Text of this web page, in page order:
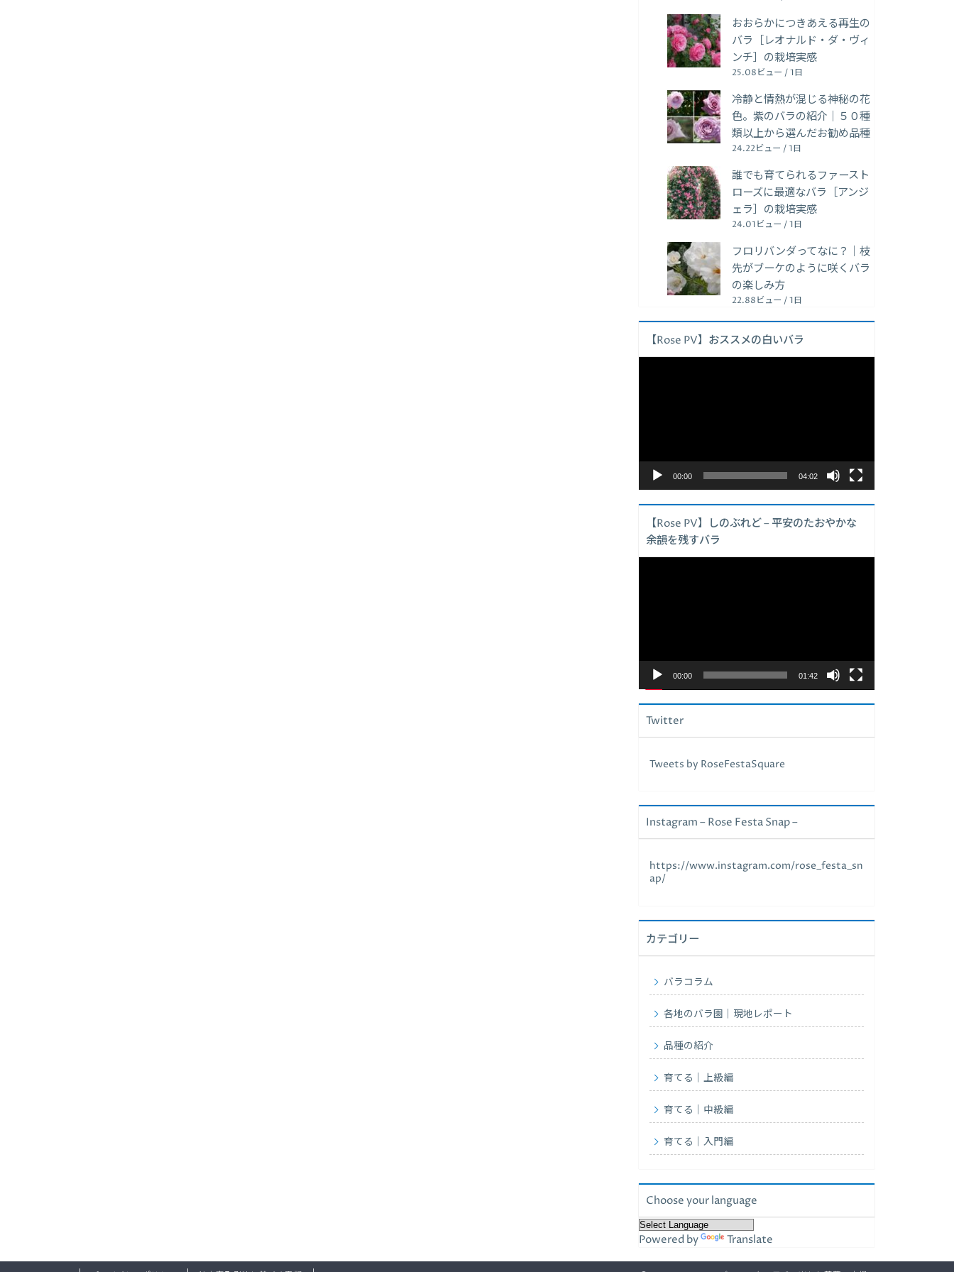
おおらかにつきあえる再生の
バラ［レオナルド・ダ・ヴィ
ンチ］の栽培実感
25.08ビュー / 1日
冷静と情熱が混じる神秘の花
色。紫のバラの紹介｜５０種
類以上から選んだお勧め品種
24.22ビュー / 1日
誰でも育てられるファースト
ローズに最適なバラ［アンジ
ェラ］の栽培実感
24.01ビュー / 1日
フロリバンダってなに？｜枝
先がブーケのように咲くバラ
の楽しみ方
22.88ビュー / 1日
【Rose PV】おススメの白いバラ
00:00 04:02
【Rose PV】しのぶれど – 平安のたおやかな
余韻を残すバラ
00:00 01:42
Twitter
Tweets by RoseFestaSquare
Instagram – Rose Festa Snap –
https://www.instagram.com/rose_festa_sn
ap/
カテゴリー
バラコラム
各地のバラ園｜現地レポート
品種の紹介
育てる｜上級編
育てる｜中級編
育てる｜入門編
Choose your language
Powered by Translate